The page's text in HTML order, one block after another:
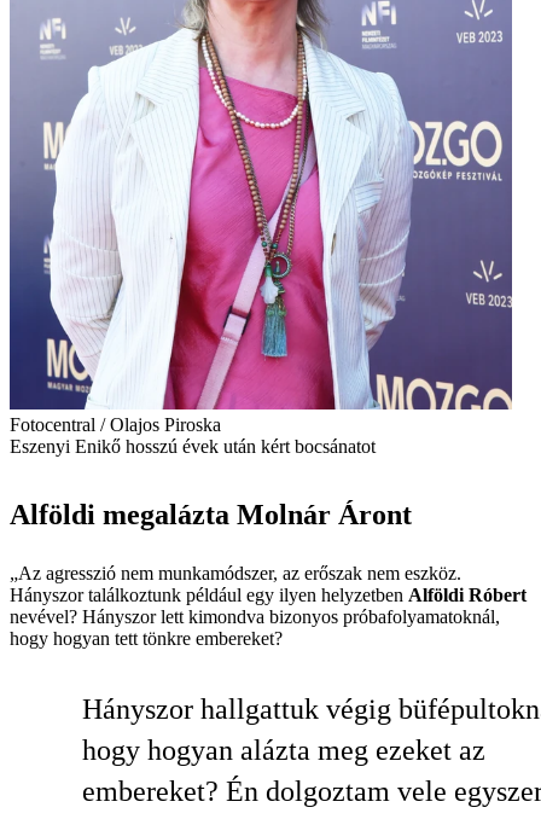
Fotocentral / Olajos Piroska
Eszenyi Enikő hosszú évek után kért bocsánatot
Alföldi megalázta Molnár Áront
„Az agresszió nem munkamódszer, az erőszak nem eszköz.
Hányszor találkoztunk például egy ilyen helyzetben Alföldi Róbert
nevével? Hányszor lett kimondva bizonyos próbafolyamatoknál,
hogy hogyan tett tönkre embereket?
Hányszor hallgattuk végig
hogy hogyan alázta meg ezeket az
embereket? Én dolgoztam vele